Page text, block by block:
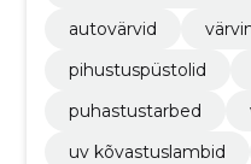
autovärvid
pihustuspüstolid
puhastustarbed
uv kõvastuslambid